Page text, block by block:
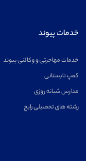
خدمات پیوند
خدمات مهاجرتی و وکالتی پیوند
کمپ تابستانی
مدارس شبانه روزی
رشته های تحصیلی رایج